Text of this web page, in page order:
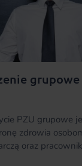
PZU grupowe
zdrowia
oraz